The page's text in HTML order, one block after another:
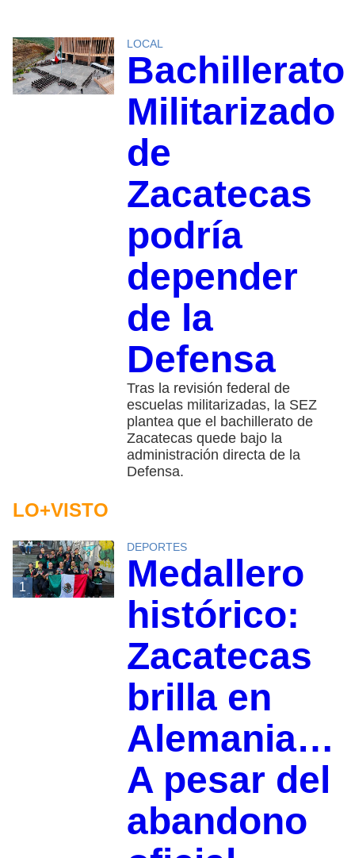
LOCAL
Bachillerato
Militarizado
de
Zacatecas
podría
depender
de la
Defensa
Tras la revisión federal de
escuelas militarizadas, la SEZ
plantea que el bachillerato de
Zacatecas quede bajo la
administración directa de la
Defensa.
LO+VISTO
1
DEPORTES
Medallero
histórico:
Zacatecas
brilla en
Alemania…
A pesar del
abandono